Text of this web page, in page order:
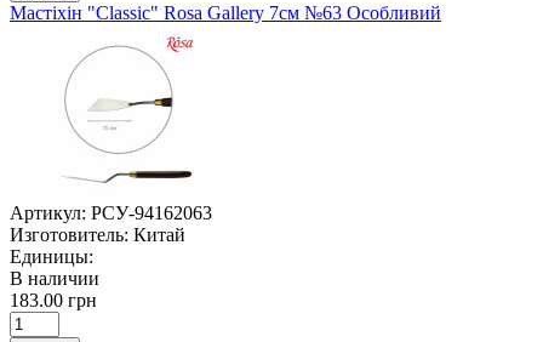
Мастіхін "Classic" Rosa Gallery 7см №63 Особливий
Артикул: РСУ-94162063
Изготовитель: Китай
Единицы:
В наличии
183.00 грн